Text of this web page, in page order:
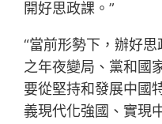
開好思政課。”
“當前形勢下，辦好
之年夜變局、黨和國
要從堅持和發展中國
義現代化強國、實現